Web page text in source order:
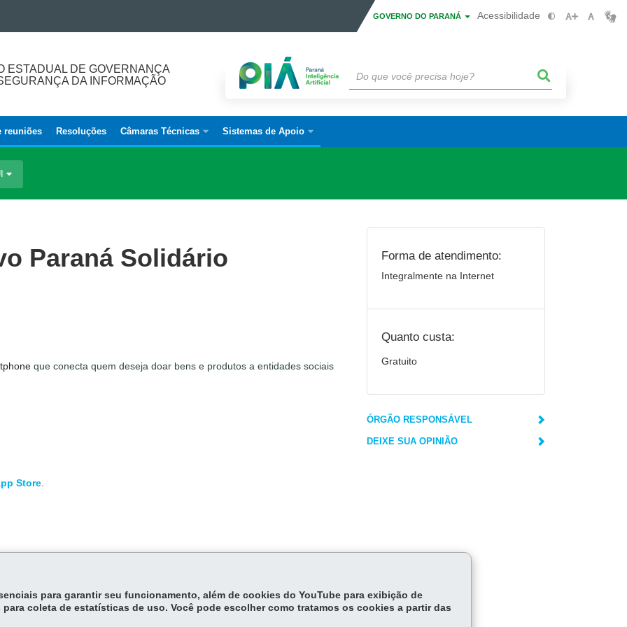
GOVERNO DO PARANÁ Acessibilidade
ESTADUAL DE GOVERNANÇA
DA INFORMAÇÃO
reuniões Resoluções Câmaras Técnicas Sistemas de Apoio
Paraná Solidário
que conecta quem deseja doar bens e produtos a entidades sociais
Store
Forma de atendimento:
Integralmente na Internet
Quanto custa:
Gratuito
ÓRGÃO RESPONSÁVEL
DEIXE SUA OPINIÃO
para garantir seu funcionamento, além de cookies do YouTube para exibição de
coleta de estatísticas de uso. Você pode escolher como tratamos os cookies a partir das